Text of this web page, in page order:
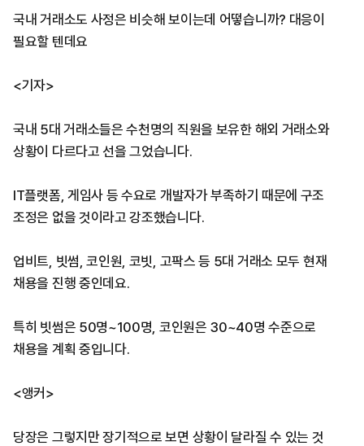
국내 거래소도 사정은 비슷해 보이는데 어떻습니까? 대응이
필요할 텐데요
<기자>
국내 5대 거래소들은 수천명의 직원을 보유한 해외 거래소와
상황이 다르다고 선을 그었습니다.
IT플랫폼, 게임사 등 수요로 개발자가 부족하기 때문에 구조
조정은 없을 것이라고 강조했습니다.
업비트, 빗썸, 코인원, 코빗, 고팍스 등 5대 거래소 모두 현재
채용을 진행 중인데요.
특히 빗썸은 50명~100명, 코인원은 30~40명 수준으로
채용을 계획 중입니다.
<앵커>
당장은 그렇지만 장기적으로 보면 상황이 달라질 수 있는 것